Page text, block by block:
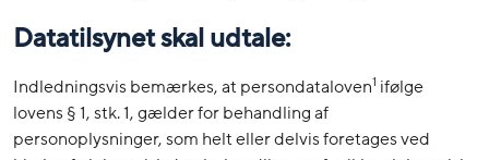
Datatilsynet skal udtale:
Indledningsvis bemærkes, at persondataloven1 ifølge
lovens § 1, stk. 1, gælder for behandling af
personoplysninger, som helt eller delvis foretages ved